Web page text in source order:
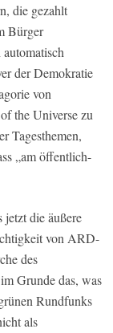
die gezahlt
Bürger
der Demokratie
von
the Universe zu
Tagesthemen,
„am öffentlich-
die äußere
von ARD-
des
Grunde das, was
Rundfunks
als